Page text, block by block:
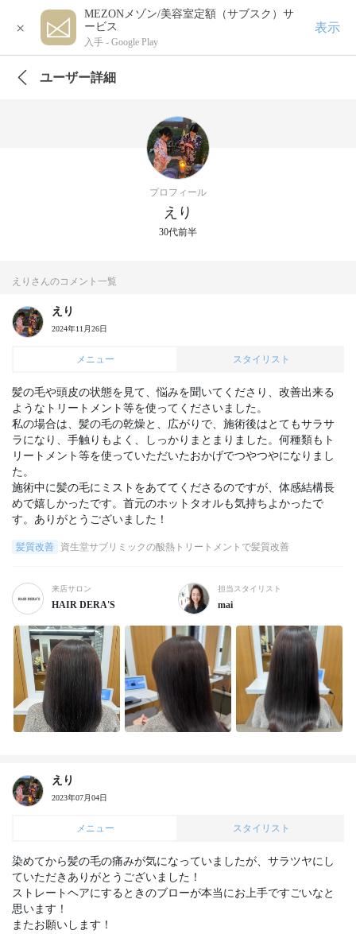
×
MEZONメゾン/美容室定額（サブスク）サ
ービス
入手 - Google Play
表示
ユーザー詳細
プロフィール
えり
30代前半
えりさんのコメント一覧
えり
2024年11月26日
メニュー スタイリスト
髪の毛や頭皮の状態を見て、悩みを聞いてくださり、改善出来る
ようなトリートメント等を使ってくださいました。
私の場合は、髪の毛の乾燥と、広がりで、施術後はとてもサラサ
ラになり、手触りもよく、しっかりまとまりました。何種類もト
リートメント等を使っていただいたおかげでつやつやになりまし
た。
施術中に髪の毛にミストをあててくださるのですが、体感結構長
めで嬉しかったです。首元のホットタオルも気持ちよかったで
す。ありがとうございました！
髪質改善 資生堂サブリミックの酸熱トリートメントで髪質改善
来店サロン
HAIR DERA'S
担当スタイリスト
mai
えり
2023年07月04日
メニュー スタイリスト
染めてから髪の毛の痛みが気になっていましたが、サラツヤにし
ていただきありがとうございました！
ストレートヘアにするときのブローが本当にお上手ですごいなと
思います！
またお願いします！